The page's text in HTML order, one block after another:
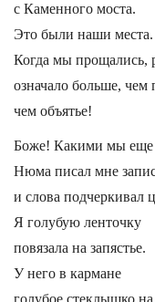
с Каменного моста.
Это были наши места.
Когда мы прощались,
означало больше, чем
чем объятье!
Боже! Какими мы
Нюма писал мне
и слова подчеркивал
Я голубую ленточку
повязала на запястье.
У него в кармане
голубое стеклышко на